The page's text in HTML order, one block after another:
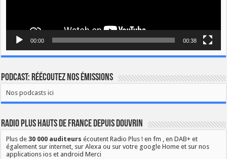
00:00 00:38
Podcast: Réécoutez nos émissions
Nos podcasts ici
Radio Plus Hauts de France depuis Douvrin
Plus de30 000 auditeurs écoutent Radio Plus ! en fm , en DAB+ et
également sur internet, sur Alexa ou sur votre google Home et sur nos
applications ios et android Merci